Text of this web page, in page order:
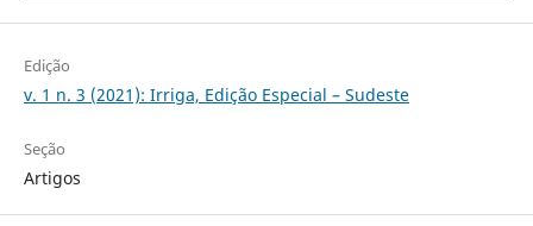
Edição
v. 1 n. 3 (2021): Irriga, Edição Especial – Sudeste
Seção
Artigos